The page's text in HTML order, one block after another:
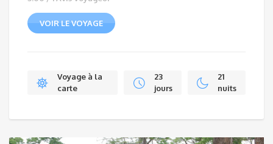
VOIR LE VOYAGE
Voyage à la
carte
23
jours
21
nuits